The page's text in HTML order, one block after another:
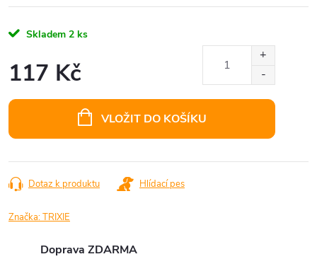
Skladem 2 ks
117 Kč
VLOŽIT DO KOŠÍKU
Dotaz k produktu Hlídací pes
Značka:TRIXIE
Doprava ZDARMA